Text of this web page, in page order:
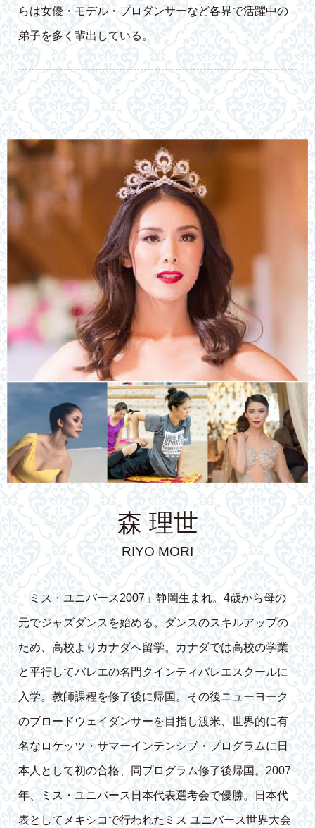
らは女優・モデル・プロダンサーなど各界で活躍中の
弟子を多く輩出している。
森 理世
RIYO MORI
「ミス・ユニバース2007」静岡生まれ。4歳から母の
元でジャズダンスを始める。ダンスのスキルアップの
ため、高校よりカナダへ留学。カナダでは高校の学業
と平行してバレエの名門クインティバレエスクールに
入学。教師課程を修了後に帰国。その後ニューヨーク
のブロードウェイダンサーを目指し渡米、世界的に有
名なロケッツ・サマーインテンシブ・プログラムに日
本人として初の合格、同プログラム修了後帰国。2007
年、ミス・ユニバース日本代表選考会で優勝。日本代
表としてメキシコで行われたミス ユニバース世界大会